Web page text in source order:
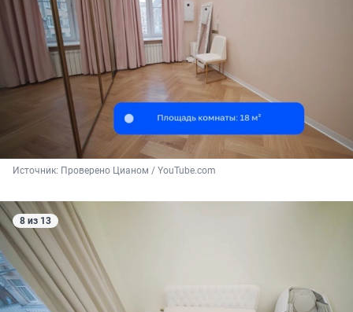
Источник: Проверено Цианом / YouTube.com
8 из 13